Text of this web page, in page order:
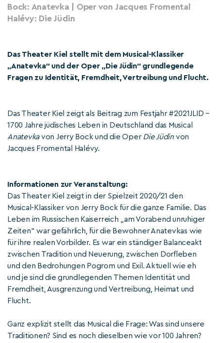
Bock: Anatevka | Oper von Jacques Fromental
Halévy: Die Jüdin
Das Theater Kiel stellt mit dem Musical-Klassiker
„Anatevka“ und der Oper „Die Jüdin“ grundlegende
Fragen zu Identität, Fremdheit, Vertreibung und Flucht.
Das Theater Kiel zeigt als Beitrag zum Festjahr #2021JLID –
1700 Jahre jüdisches Leben in Deutschland das Musical
Anatevkavon Jerry Bock und die Oper Die Jüdinvon
Jacques Fromental Halévy.
Informationen zur Veranstaltung:
Das Theater Kiel zeigt in der Spielzeit 2020/21 den
Musical-Klassiker von Jerry Bock für die ganze Familie. Das
Leben im Russischen Kaiserreich „am Vorabend unruhiger
Zeiten“ war gefährlich, für die Bewohner Anatevkas wie
für ihre realen Vorbilder. Es war ein ständiger Balanceakt
zwischen Tradition und Neuerung, zwischen Dorfleben
und den Bedrohungen Pogrom und Exil. Aktuell wie eh
und je sind die grundlegenden Themen Identität und
Fremdheit, Ausgrenzung und Vertreibung, Heimat und
Flucht.
Ganz explizit stellt das Musical die Frage: Was sind unsere
Traditionen? Sind es noch dieselben wie vor 100 Jahren?